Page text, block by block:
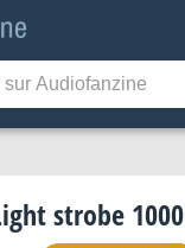
strobe 1000